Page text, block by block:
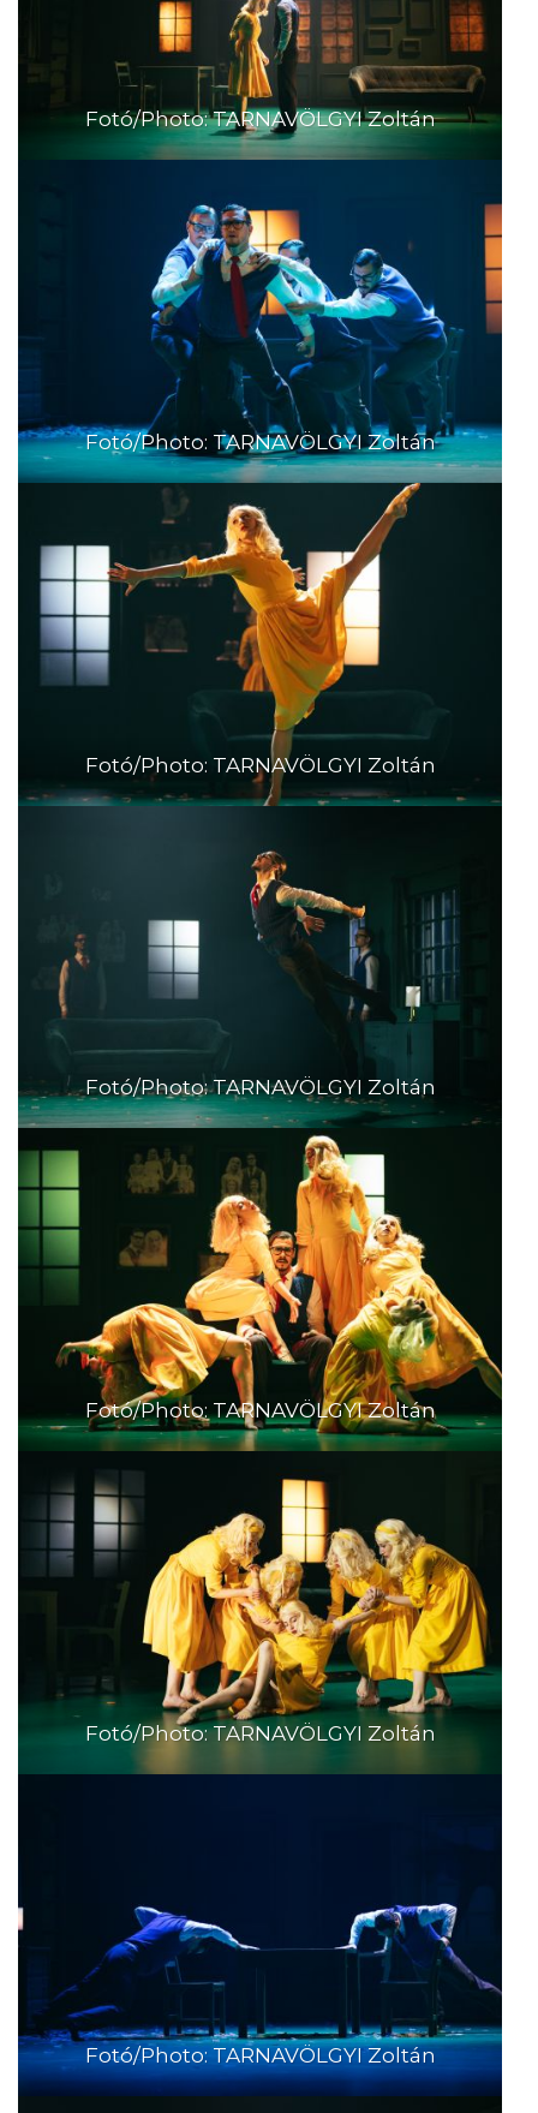
Fotó/Photo: TARNAVÖLGYI Zoltán
Fotó/Photo: TARNAVÖLGYI Zoltán
Fotó/Photo: TARNAVÖLGYI Zoltán
Fotó/Photo: TARNAVÖLGYI Zoltán
Fotó/Photo: TARNAVÖLGYI Zoltán
Fotó/Photo: TARNAVÖLGYI Zoltán
Fotó/Photo: TARNAVÖLGYI Zoltán